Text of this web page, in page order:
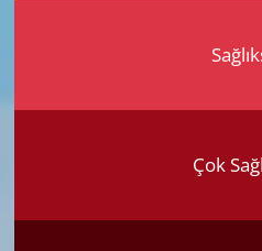
Çok